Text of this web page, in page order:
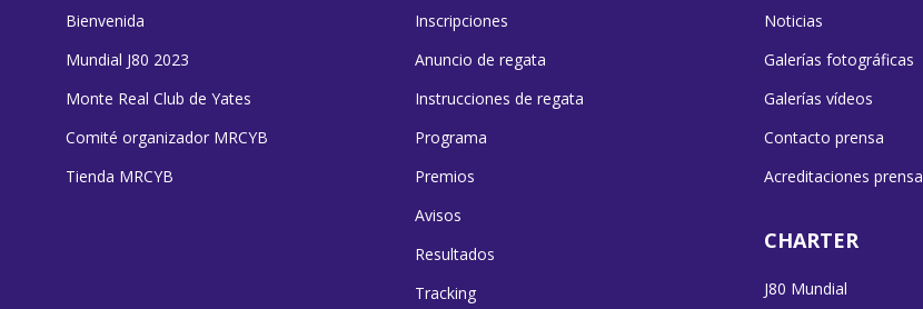
Bienvenida
Mundial J80 2023
Monte Real Club de Yates
Comité organizador MRCYB
Tienda MRCYB
Inscripciones
Anuncio de regata
Instrucciones de regata
Programa
Premios
Avisos
Resultados
Tracking
Noticias
Galerías fotográficas
Galerías vídeos
Contacto prensa
Acreditaciones prensa
CHARTER
J80 Mundial